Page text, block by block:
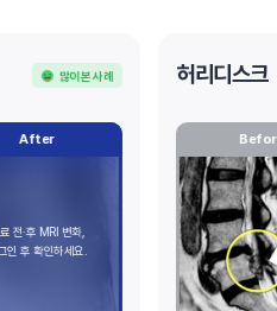
많이 본 사례
After
허리디스크